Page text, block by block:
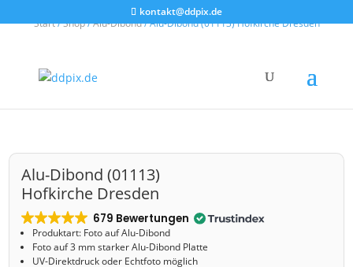
kontakt@ddpix.de
Start/Shop/Alu-Dibond/ Alu-Dibond (01113) Hofkirche Dresden
Alu-Dibond (01113)
Hofkirche Dresden
679 Bewertungen
Produktart: Foto auf Alu-Dibond
Foto auf 3 mm starker Alu-Dibond Platte
UV-Direktdruck oder Echtfoto möglich